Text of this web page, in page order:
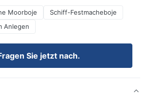
Moorboje
Schiff-Festmacheboje
Anlegen
Sie jetzt nach.